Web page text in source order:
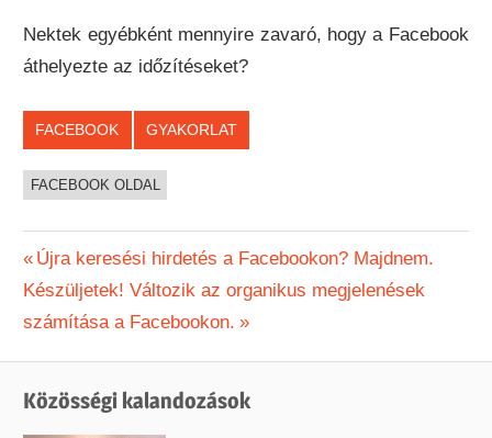
Nektek egyébként mennyire zavaró, hogy a Facebook
áthelyezte az időzítéseket?
FACEBOOK GYAKORLAT
FACEBOOK OLDAL
Bejegyzés
navigáció
Previous
Post:
Újra keresési hirdetés a Facebookon? Majdnem.
Next
Post:
Készüljetek! Változik az organikus megjelenések
számítása a Facebookon.
Közösségi kalandozások